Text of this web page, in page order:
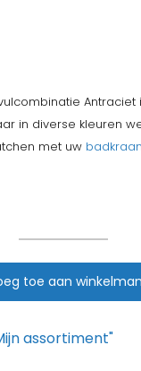
in diverse kleuren
met uw badkraan
aantal
toe aan
assortiment"